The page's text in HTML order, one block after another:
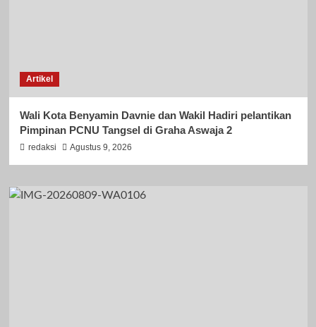
Artikel
Wali Kota Benyamin Davnie dan Wakil Hadiri pelantikan
Pimpinan PCNU Tangsel di Graha Aswaja 2
redaksi Agustus 9, 2026